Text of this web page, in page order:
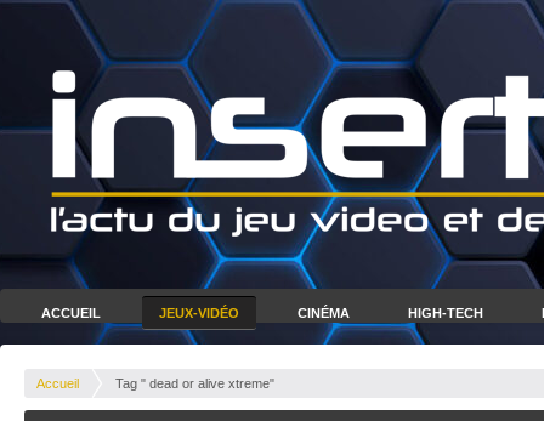
ACCUEIL JEUX-VIDÉO CINÉMA HIGH-TECH
Accueil Tag " dead or alive xtreme"